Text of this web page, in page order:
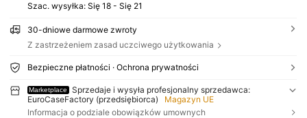
Szac. wysyłka: Się 18 - Się 21
30-dniowe darmowe zwroty
Z zastrzeżeniem zasad uczciwego użytkowania
Bezpieczne płatności · Ochrona prywatności
Marketplace
Sprzedaje i wysyła profesjonalny sprzedawca:
EuroCaseFactory (przedsiębiorca)
Magazyn UE
Informacja o podziale obowiązków umownych